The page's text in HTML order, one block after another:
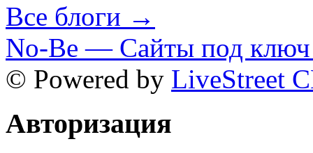
Все блоги →
No-Be — Сайты под ключ
© Powered by LiveStreet
Авторизация